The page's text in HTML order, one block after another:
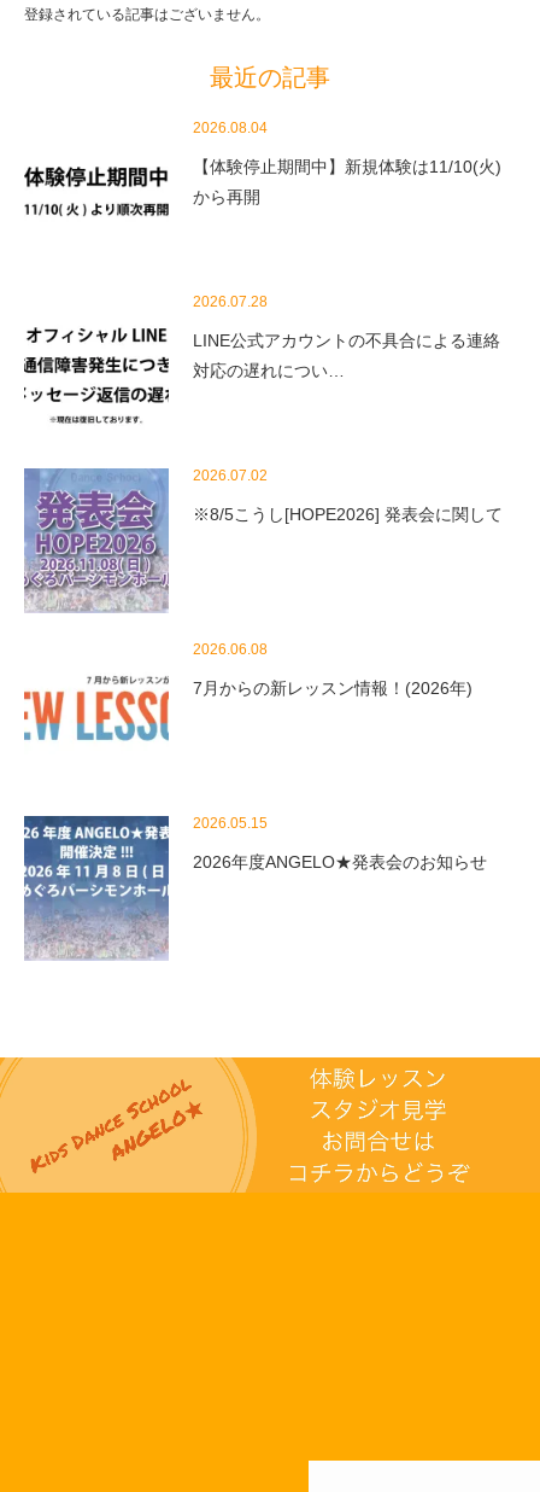
登録されている記事はございません。
最近の記事
2026.08.04
【体験停止期間中】新規体験は11/10(火)
から再開
2026.07.28
LINE公式アカウントの不具合による連絡
対応の遅れについ…
2026.07.02
※8/5こうし[HOPE2026] 発表会に関して
2026.06.08
7月からの新レッスン情報！(2026年)
2026.05.15
2026年度ANGELO★発表会のお知らせ